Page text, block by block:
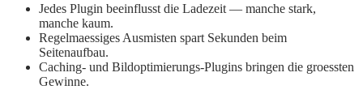
Jedes Plugin beeinflusst die Ladezeit — manche stark,
manche kaum.
Regelmaessiges Ausmisten spart Sekunden beim
Seitenaufbau.
Caching- und Bildoptimierungs-Plugins bringen die groessten
Gewinne.